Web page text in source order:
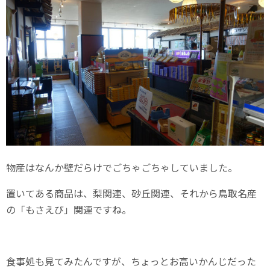
物産はなんか壁だらけでごちゃごちゃしていました。
置いてある商品は、梨関連、砂丘関連、それから鳥取名産
の「もさえび」関連ですね。
食事処も見てみたんですが、ちょっとお高いかんじだった